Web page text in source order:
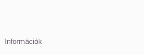
Információk